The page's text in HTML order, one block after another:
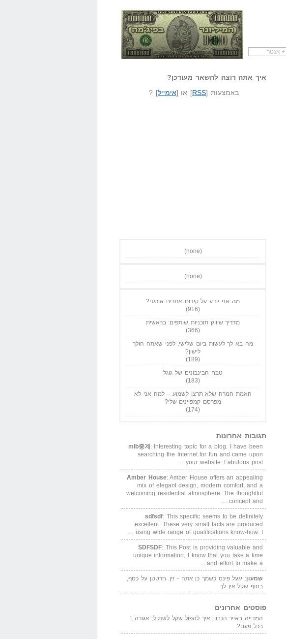
שאל שאלה המיליונר בפיג'מה שיווק שותפיםאיך אתה רוצה להשאר מעודכן?
באמצעות [RSS] או [אימייל] ?
(none)
(none)
מה אני יודע על קידום אתרים אורגני?
(916)
מדריך שיווק תוכניות שותפים: בראשית
(366)
מה בא לך לעשות ביום שלישי, לפני שאתה הולך
לישון?
(189)
טבח הבינבונים של גוגל
(183)
האמת המרה שלא תרצו לשמוע – למה אני לא
מפרסם קמפיינים שלי?
(174)
תגובות אחרונות
mlb중계 : Interesting topic for a blog. I have been
searching the Internet for fun and came upon
your website. Fabulous post. ...
Amber House: Amber House offers an appealing
mix of elegant design, modern comfort, and a
welcoming residential atmosphere. The thoughtful
concept and ...
sdfsdf: This specific seems to be definitely
excellent. These very small facts are produced
using wide range of qualifications know-how. I ...
SDFSDF: This Post is providing valuable and
unique information, I know that you take a time
and effort to make a ...
שמעון: יגעל פינס כשמך כן אתה - זין. חרטטן על כסף,
בסוף שקל אין לך
פוסטים אחרונים
המדייה באייר הנבון: איך להפול שקל לשנקל; אגורה 1
בכל פעם?